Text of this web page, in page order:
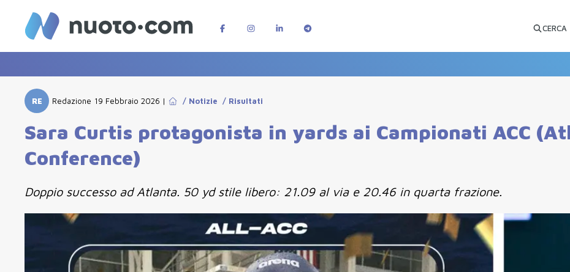
CERCA
RE Redazione 19 Febbraio 2026 | / Notizie / Risultati
Sara Curtis protagonista in yards ai Campionati ACC
Conference)
Doppio successo ad Atlanta. 50 yd stile libero: 21.09 al via e 20.46 in quarta frazione.